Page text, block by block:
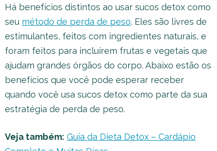
Há benefícios distintos ao usar sucos detox como
seu método de perda de peso. Eles são livres de
estimulantes, feitos com ingredientes naturais, e
foram feitos para incluírem frutas e vegetais que
ajudam grandes órgãos do corpo. Abaixo estão os
benefícios que você pode esperar receber
quando você usa sucos detox como parte da sua
estratégia de perda de peso.
Veja também: Guia da Dieta Detox – Cardápio